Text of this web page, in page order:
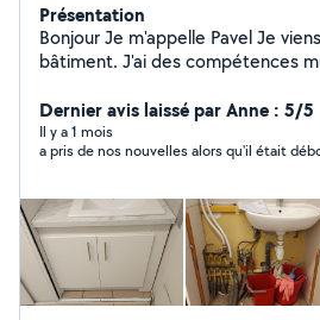
Présentation
Bonjour Je m'appelle Pavel Je viens du secteur du
bâtiment. J'ai des compétences
20 d'expériences à votre service !
Dernier avis laissé par Anne : 5/5
Il y a 1 mois
a pris de nos nouvelles alors qu'il était